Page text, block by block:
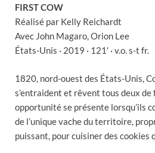
FIRST COW
Réalisé par Kelly Reichardt
Avec John Magaro, Orion Lee
États-Unis · 2019 · 121′ · v.o. s-t fr.
1820, nord-ouest des États-Unis,
s’entraident et rêvent tous deux
opportunité se présente lorsqu’ils
de l’unique vache du territoire,
puissant, pour cuisiner des cookies